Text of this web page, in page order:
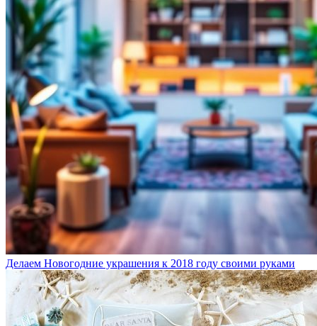
Делаем Новогодние украшения к 2018 году своими руками